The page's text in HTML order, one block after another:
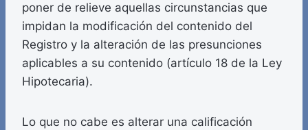
poner de relieve aquellas circunstancias que
impidan la modificación del contenido del
Registro y la alteración de las presunciones
aplicables a su contenido (artículo 18 de la Ley
Hipotecaria).
Lo que no cabe es alterar una calificación